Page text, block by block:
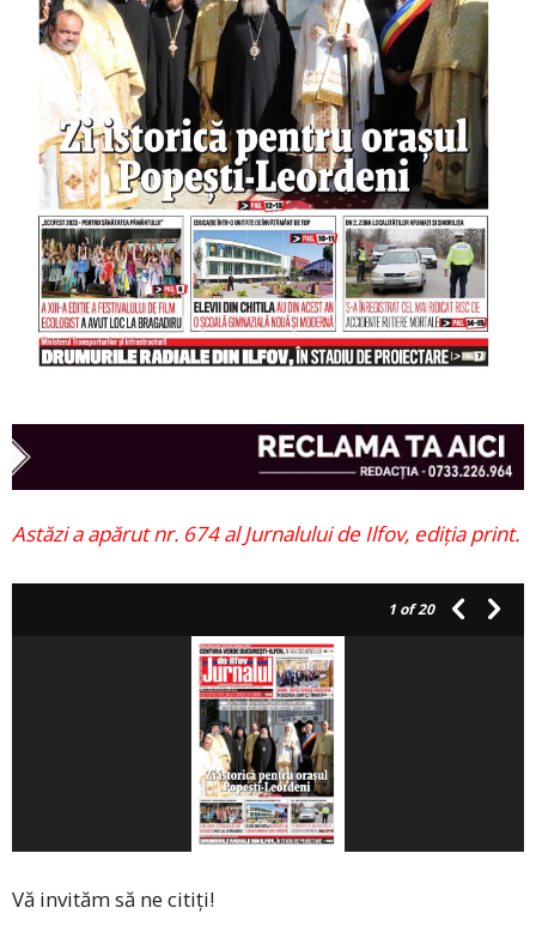
Astăzi a apărut nr. 674 al Jurnalului de Ilfov, ediția print.
1 of 20
Vă invităm să ne citiți!